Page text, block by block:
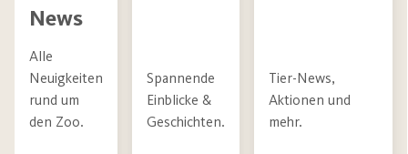
News
Alle
Neuigkeiten
rund um
den Zoo.
Spannende
Einblicke &
Geschichten.
Tier-News,
Aktionen und
mehr.